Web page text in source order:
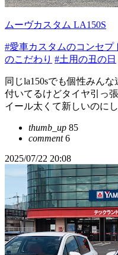
ムーヴカスタム LA150S
#愛車カスタムのコンセプ
のこだわり #土用の丑の日
同じla150sでも個性みん
付いてるけどタイヤ引っ
イール太くて新しいのに
thumb_up 85
comment6
2025/07/22 20:08